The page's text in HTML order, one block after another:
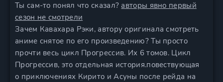
Ты сам-то понял что сказал? авторы явно первый
сезон не смотрели
Зачем Кавахара Рэки, автору оригинала смотреть
аниме снятое по его произведению? Ты просто
прочти весь цикл Прогрессив. Их 6 томов. Цикл
Прогрессив, это отдельная история.повествующая
о приключениях Кирито и Асуны после рейда на